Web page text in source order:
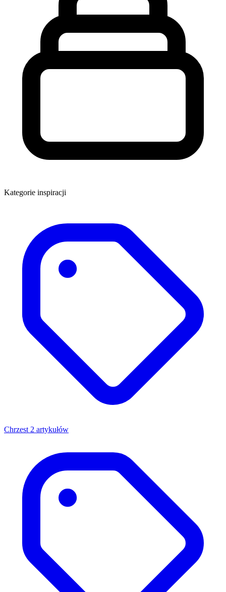
Kategorie inspiracji
Chrzest 2 artykułów